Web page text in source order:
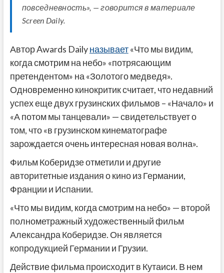
повседневность», — говорится в материале
Screen Daily.
Автор Awards Dailyназывает«Что мы видим,
когда смотрим на небо» «потрясающим
претендентом» на «Золотого медведя».
Одновременно кинокритик считает, что недавний
успех еще двух грузинских фильмов – «Начало» и
«А потом мы танцевали» — свидетельствует о
том, что «в грузинском кинематографе
зарождается очень интересная новая волна».
Фильм Коберидзе отметили и другие
авторитетные издания о кино из Германии,
Франции и Испании.
«Что мы видим, когда смотрим на небо» — второй
полнометражный художественный фильм
Александра Коберидзе. Он является
копродукцией Германии и Грузии.
Действие фильма происходит в Кутаиси. В нем